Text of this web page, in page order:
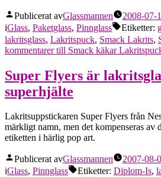
Publicerat avGlassmannen 2008-07-
iGlass, Paketglass, Pinnglass Etiketter:
lakritsglass, Lakritspuck, Smack Lakrits,
kommentarertill Smack käkar
Super Flyers är
superhjälte
Lakritsuppstickaren Super Flyers från
märkligt namn, men det kompenseras
etiketten i härlig pop art.
Publicerat avGlassmannen 2007-08-
iGlass, Pinnglass Etiketter: Diplom-Is,